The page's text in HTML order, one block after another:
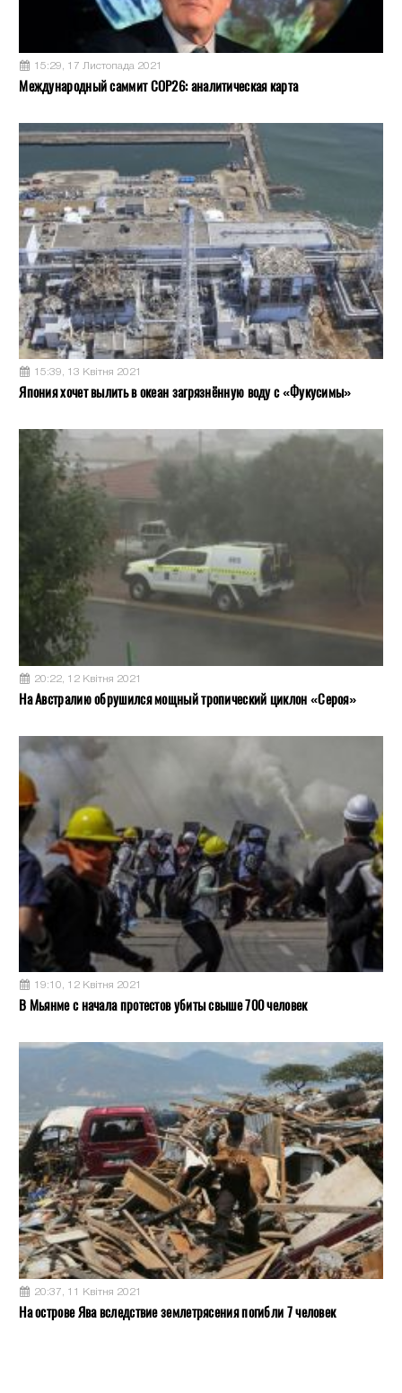
15:29, 17 Листопада 2021
Международный саммит COP26: аналитическая карта
15:39, 13 Квітня 2021
Япония хочет вылить в океан загрязнённую воду с «Фукусимы»
20:22, 12 Квітня 2021
На Австралию обрушился мощный тропический циклон «Сероя»
19:10, 12 Квітня 2021
В Мьянме с начала протестов убиты свыше 700 человек
20:37, 11 Квітня 2021
На острове Ява вследствие землетрясения погибли 7 человек